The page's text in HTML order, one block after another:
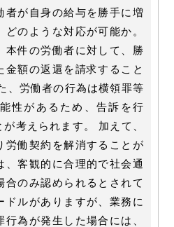
者が自身の給与を勝手に増
のような対応が可能か。
本件の労働者に対して、勝
金額の返還を請求すること
、労働者の行為は横領罪等
性があるため、告訴を行
考えられます。 加えて、
労働契約を解消することが
、客観的に合理的で社会通
合のみ認められるとされて
ドルがありますが、業務に
為が発生した場合には、